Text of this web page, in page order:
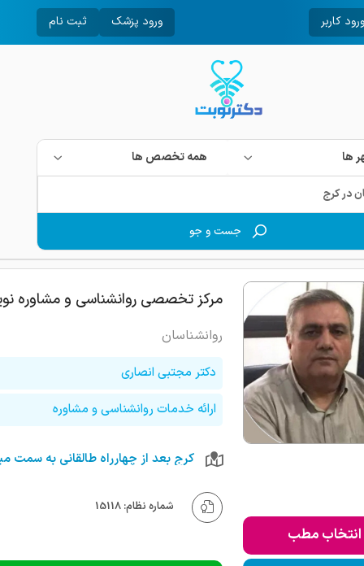
ورود کاربر ورود پزشک ثبت نام
ها همه تخصص ها
جست و جو
انتخاب مطب
مرکز تخصصی روانشناسی و مشاوره
روانشناسان
دکتر مجتبی انصاری
ارائه خدمات روانشناسی و مشاوره
شماره نظام: 15118